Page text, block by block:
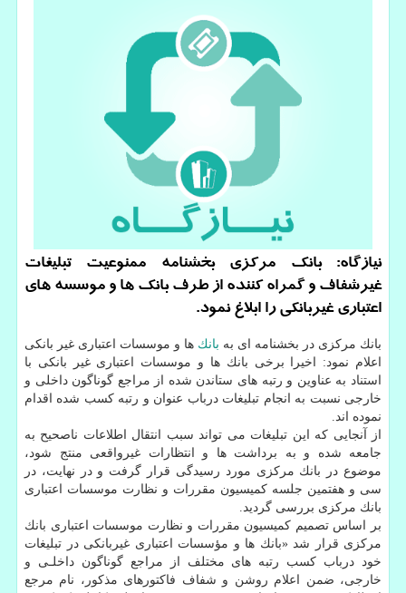
نیازگاه: بانك مركزی بخشنامه ممنوعیت تبلیغات
غیرشفاف و گمراه كننده از طرف بانك ها و موسسه های
اعتباری غیربانكی را ابلاغ نمود.
بانك مركزی در بخشنامه ای به بانك ها و موسسات اعتباری غیر بانكی
اعلام نمود: اخیرا برخی بانك ها و موسسات اعتباری غیر بانكی با
استناد به عناوین و رتبه های ستاندن شده از مراجع گوناگون داخلی و
خارجی نسبت به انجام تبلیغات درباب عنوان و رتبه كسب شده اقدام
نموده اند.
از آنجایی كه این تبلیغات می تواند سبب انتقال اطلاعات ناصحیح به
جامعه شده و به برداشت ها و انتظارات غیرواقعی منتج شود،
موضوع در بانك مركزی مورد رسیدگی قرار گرفت و در نهایت، در
سی و هفتمین جلسه كمیسیون مقررات و نظارت موسسات اعتباری
بانك مركزی بررسی گردید.
بر اساس تصمیم كمیسیون مقررات و نظارت موسسات اعتباری بانك
مركزی قرار شد «بانك ها و مؤسسات اعتباری غیربانكی در تبلیغات
خود درباب كسب رتبه های مختلف از مراجع گوناگون داخلـی و
خارجی، ضمن اعلام روشن و شفاف فاكتورهای مذكور، نام مرجع